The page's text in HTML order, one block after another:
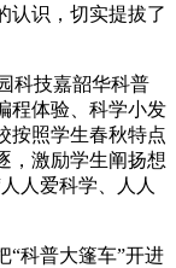
认识，切实提拔了
科技嘉韶华科普
程体验、科学小发
按照学生春秋特点
，激励学生阐扬想
人爱科学、人人
科普大篷车”开进